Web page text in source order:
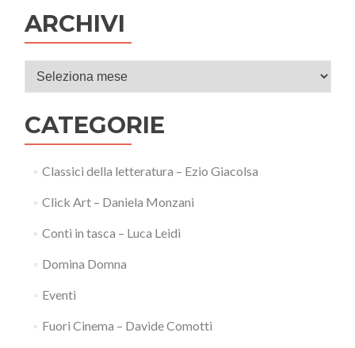
ARCHIVI
Archivi
CATEGORIE
Classici della letteratura – Ezio Giacolsa
Click Art – Daniela Monzani
Conti in tasca – Luca Leidi
Domina Domna
Eventi
Fuori Cinema – Davide Comotti